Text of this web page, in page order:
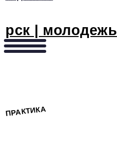
рск | молодежь
ПРАКТИКА